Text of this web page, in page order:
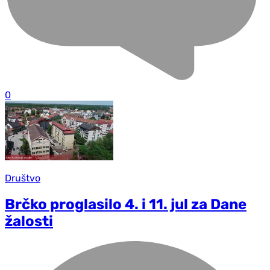
0
Društvo
Brčko proglasilo 4. i 11. jul za Dane
žalosti